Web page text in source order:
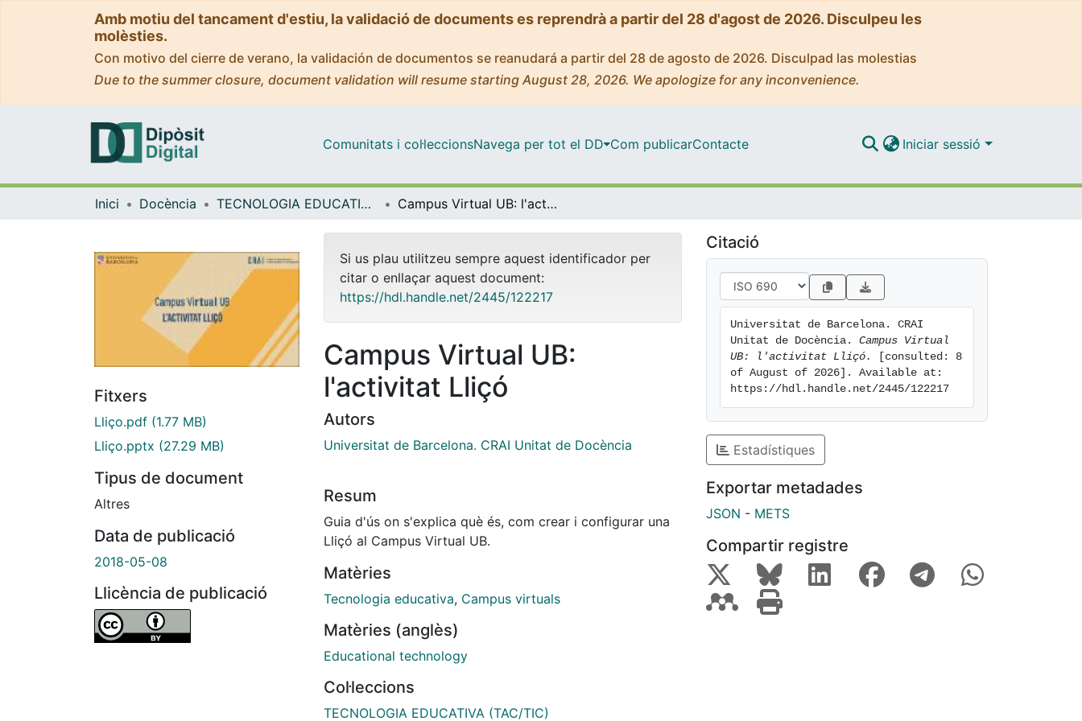
Amb motiu del tancament d'estiu, la validació de documents es reprendrà a partir del 28 d'agost de 2026. Disculpeu les
molèsties.
Con motivo del cierre de verano, la validación de documentos se reanudará a partir del 28 de agosto de 2026. Disculpad las molestias
Due to the summer closure, document validation will resume starting August 28, 2026. We apologize for any inconvenience.
Comunitats i col·leccionsNavega per tot el DD Com publicarContacte Iniciar sessió
Inici Docència TECNOLOGIA EDUCATIVA (TAC/TIC) Campus Virtual UB: l'activitat Lliçó
Fitxers
Lliço.pdf (1.77 MB)
Lliço.pptx (27.29 MB)
Tipus de document
Altres
Data de publicació
2018-05-08
Llicència de publicació
Si us plau utilitzeu sempre aquest identificador per
citar o enllaçar aquest document:
https://hdl.handle.net/2445/122217
Campus Virtual UB:
l'activitat Lliçó
Autors
Universitat de Barcelona. CRAI Unitat de Docència
Resum
Guia d'ús on s'explica què és, com crear i configurar una
Lliçó al Campus Virtual UB.
Matèries
Tecnologia educativa, Campus virtuals
Matèries (anglès)
Educational technology
Col·leccions
TECNOLOGIA EDUCATIVA (TAC/TIC)
Citació
Universitat de Barcelona. CRAI
Unitat de Docència. Campus Virtual
UB: l'activitat Lliçó.
[consulted: 8
of August of 2026]. Available at:
https://hdl.handle.net/2445/122217
Estadístiques
Exportar metadades
JSON - METS
Compartir registre